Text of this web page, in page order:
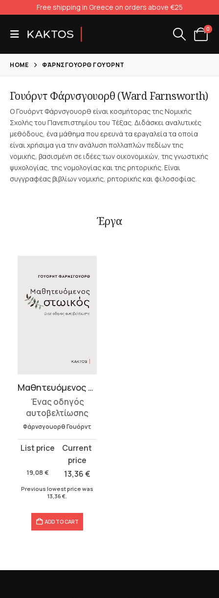
Free shipping in Greece on orders above €25
0
HOME ΦΆΡΝΣΓΟΥΟΡΘ ΓΟΥΌΡΝΤ
Γουόρντ Φάρνσγουορθ (Ward Farnsworth)
Ο Γουόρντ Φάρνσγουορθ είναι κοσμήτορας της Νομικής
Σχολής του Πανεπιστημίου του Τέξας. Διδάσκει αναλυτικές
μεθόδους, ένα μάθημα που ερευνά τα ερaγαλεία τα οποία
είναι χρήσιμα για την ανάλυση πολλαπλών πεδίων της
νομικής, βασισμένη σε ιδέες των οικονομικών, της γνωστικής
ψυχολογίας, της νομολογίας και της ρητορικής. Είναι
συγγραφέας βιβλίων νομικής, ρητορικής και φιλοσοφίας.
Έργα
Μαθητευόμενος στωικός
Ένας οδηγός
αυτοβελτίωσης
Φάρνσγουορθ Γουόρντ
19,08 €
Original
was:
13,36€
Current
Previous lowest price was
13,36 €
ADD TO CART